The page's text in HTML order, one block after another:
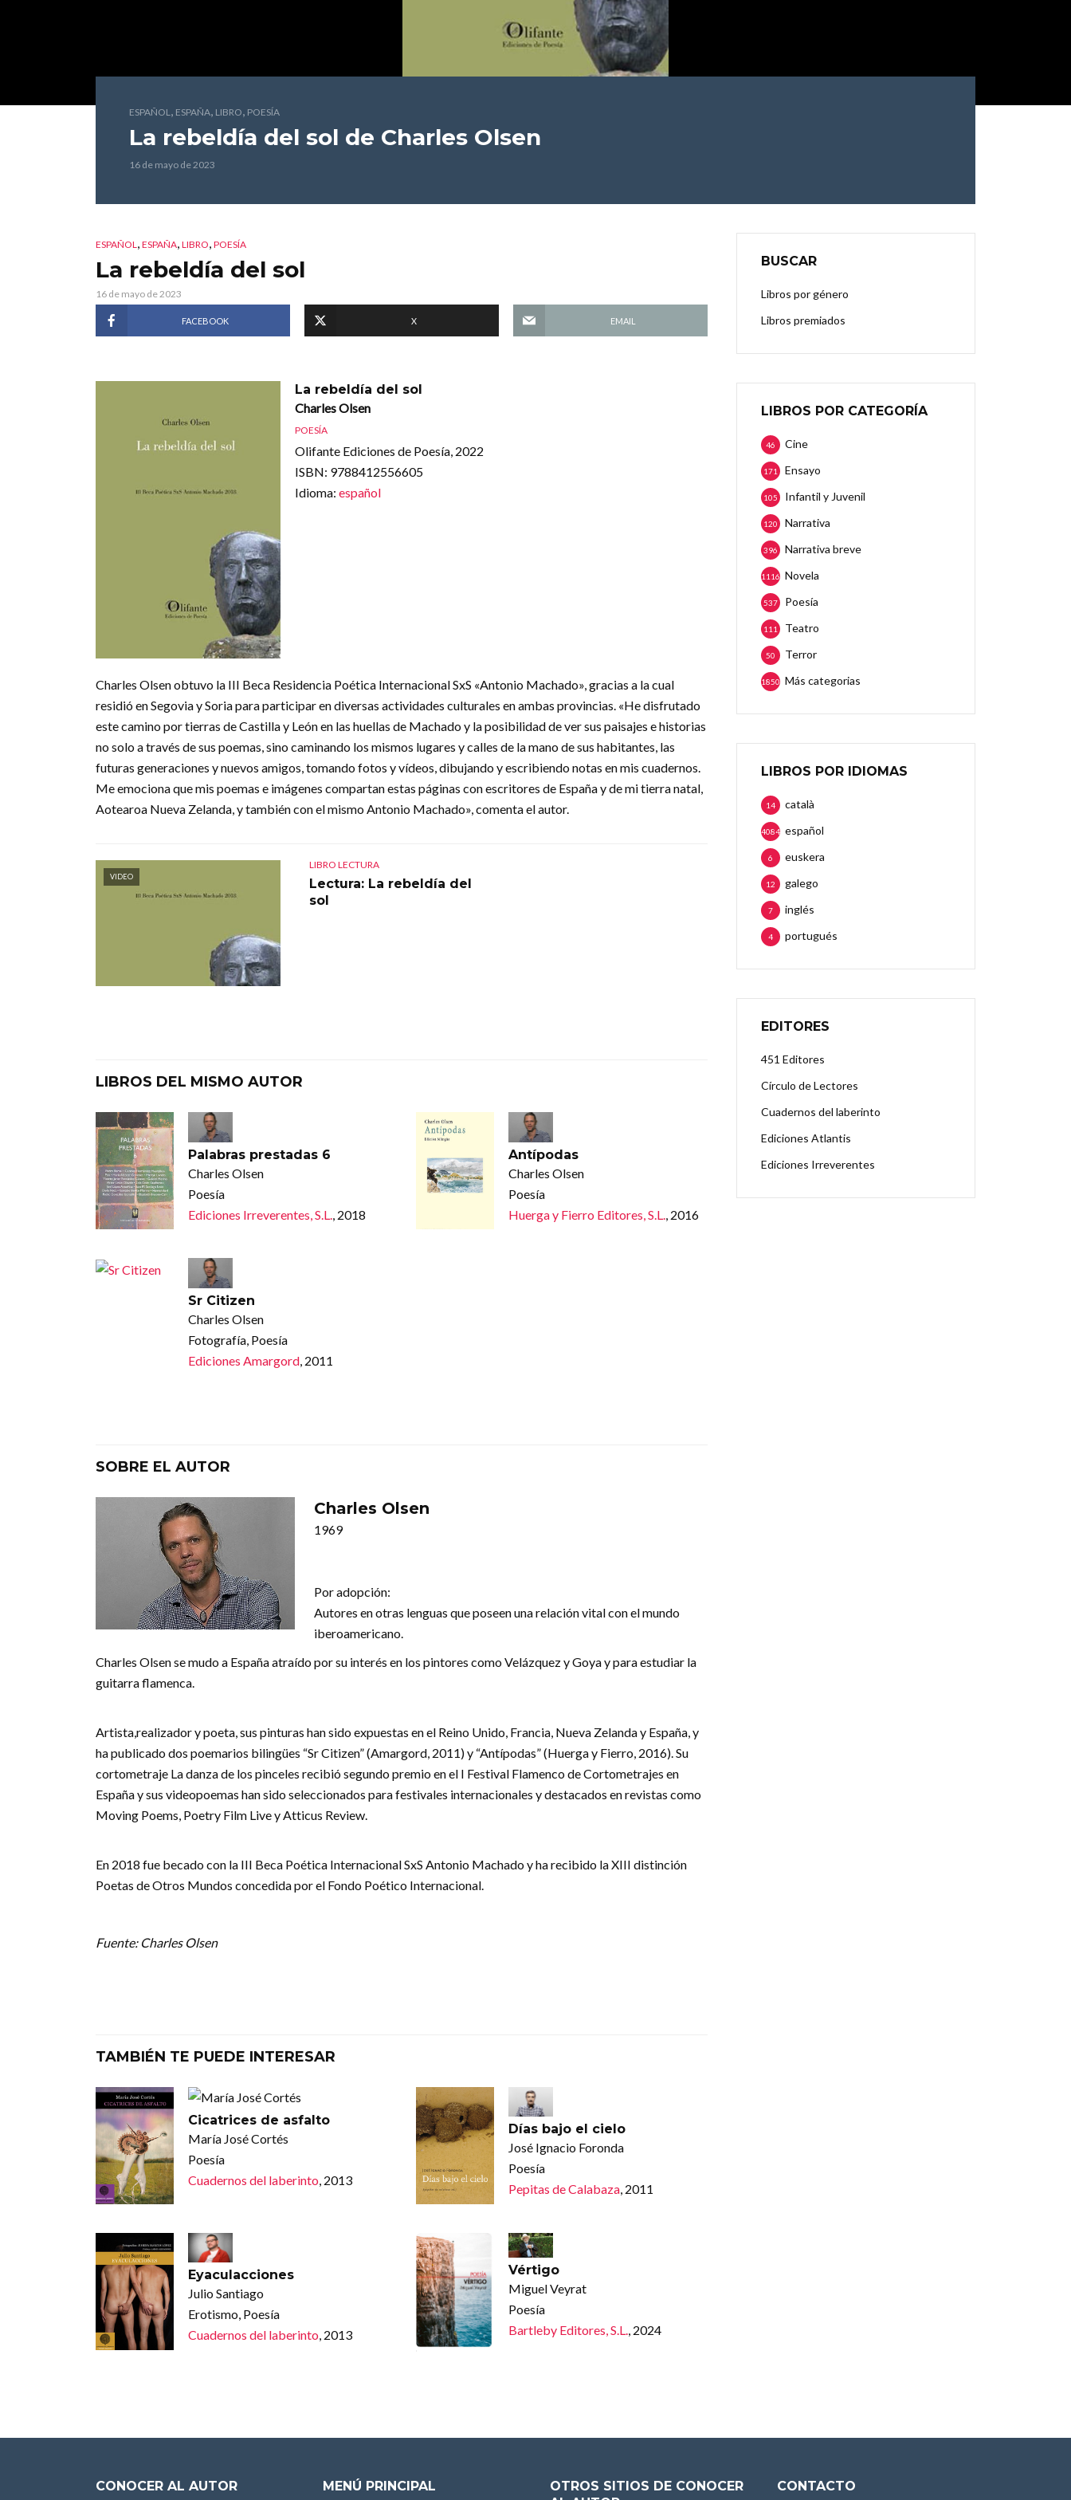
ESPAÑOL, ESPAÑA, LIBRO, POESÍA
La rebeldía del sol de Charles Olsen
16 de mayo de 2023
ESPAÑOL, ESPAÑA, LIBRO, POESÍA
La rebeldía del sol
16 de mayo de 2023
FACEBOOK X EMAIL
La rebeldía del sol
Charles Olsen
POESÍA
Olifante Ediciones de Poesía, 2022
ISBN: 9788412556605
Idioma: español
Charles Olsen obtuvo la III Beca Residencia Poética Internacional SxS «Antonio Machado», gracias a la cual
residió en Segovia y Soria para participar en diversas actividades culturales en ambas provincias. «He disfrutado
este camino por tierras de Castilla y León en las huellas de Machado y la posibilidad de ver sus paisajes e historias
no solo a través de sus poemas, sino caminando los mismos lugares y calles de la mano de sus habitantes, las
futuras generaciones y nuevos amigos, tomando fotos y vídeos, dibujando y escribiendo notas en mis cuadernos.
Me emociona que mis poemas e imágenes compartan estas páginas con escritores de España y de mi tierra natal,
Aotearoa Nueva Zelanda, y también con el mismo Antonio Machado», comenta el autor.
VIDEO
LIBRO LECTURA
Lectura: La rebeldía del
sol
LIBROS DEL MISMO AUTOR
Palabras prestadas 6
Charles Olsen
Poesía
Ediciones Irreverentes, S.L., 2018
Antípodas
Charles Olsen
Poesía
Huerga y Fierro Editores, S.L., 2016
Sr Citizen
Charles Olsen
Fotografía, Poesía
Ediciones Amargord, 2011
SOBRE EL AUTOR
Charles Olsen
1969
Por adopción:
Autores en otras lenguas que poseen una relación vital con el mundo
iberoamericano.
Charles Olsen se mudo a España atraído por su interés en los pintores como Velázquez y Goya y para estudiar la
guitarra flamenca.
Artista,realizador y poeta, sus pinturas han sido expuestas en el Reino Unido, Francia, Nueva Zelanda y España, y
ha publicado dos poemarios bilingües “Sr Citizen” (Amargord, 2011) y “Antípodas” (Huerga y Fierro, 2016). Su
cortometraje La danza de los pinceles recibió segundo premio en el I Festival Flamenco de Cortometrajes en
España y sus videopoemas han sido seleccionados para festivales internacionales y destacados en revistas como
Moving Poems, Poetry Film Live y Atticus Review.
En 2018 fue becado con la III Beca Poética Internacional SxS Antonio Machado y ha recibido la XIII distinción
Poetas de Otros Mundos concedida por el Fondo Poético Internacional.
Fuente: Charles Olsen
TAMBIÉN TE PUEDE INTERESAR
Cicatrices de asfalto
María José Cortés
Poesía
Cuadernos del laberinto , 2013
Días bajo el cielo
José Ignacio Foronda
Poesía
Pepitas de Calabaza, 2011
Eyaculacciones
Julio Santiago
Erotismo, Poesía
Cuadernos del laberinto, 2013
Vértigo
Miguel Veyrat
Poesía
Bartleby Editores, S.L., 2024
BUSCAR
Libros por género
Libros premiados
LIBROS POR CATEGORÍA
Cine
46
Ensayo
171
Infantil y Juvenil
105
Narrativa
120
Narrativa breve
396
Novela
1116
Poesía
537
Teatro
111
Terror
50
Más categorias
1850
LIBROS POR IDIOMAS
català
14
español
4084
euskera
6
galego
12
inglés
7
portugués
4
EDITORES
451 Editores
Círculo de Lectores
Cuadernos del laberinto
Ediciones Atlantis
Ediciones Irreverentes
CONOCER AL AUTOR MENÚ PRINCIPAL
OTROS SITIOS DE CONOCER
CONTACTO